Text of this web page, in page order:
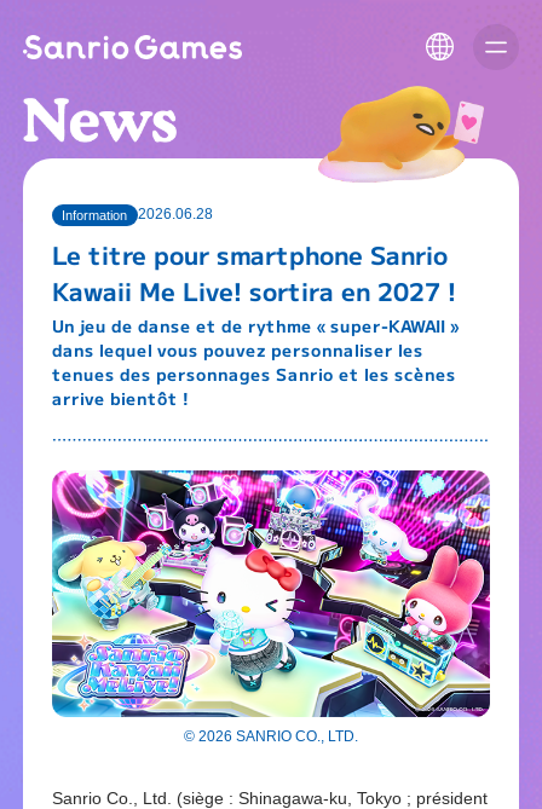
Information 2026.06.28
Le titre pour smartphone Sanrio
Kawaii Me Live! sortira en 2027 !
Un jeu de danse et de rythme « super-KAWAII »
dans lequel vous pouvez personnaliser les
tenues des personnages Sanrio et les scènes
arrive bientôt !
© 2026 SANRIO CO., LTD.
Sanrio Co., Ltd. (siège : Shinagawa-ku, Tokyo ; président